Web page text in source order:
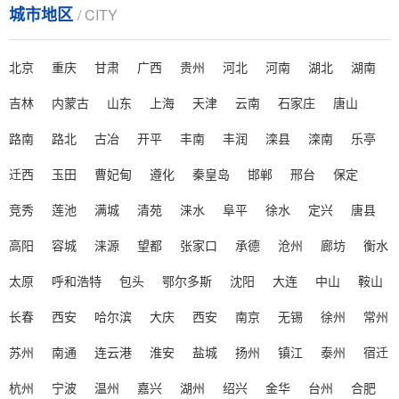
农药使用中泡沫问题影响药效和环境，成因包括表面
降低、资源浪费、环境污染和......
> 在动液传动中液压油不可避免的存在起泡沫的问题该如何解决？
在动液传动中液压油不可避免的存在起泡沫的问题该
如何解决？...
> 潍坊赛洋介绍影响泡沫稳定性的主要因素
潍坊赛洋介绍影响泡沫稳定性的主要因素。实际存在
> 消泡剂分析烃链长度不同的脂肪酸皂临界胶束浓度及泡沫稳定性
常产生协同作用。研究比较多的，是十二 烷基硫酸钠 "
水 &qu......
城市地区 / CITY
北京 重庆 甘肃 广西 贵州 河北 河南 湖北
湖南
吉林
内蒙古 山东 上海 天津 云南 石家庄
唐山
路南
路北 古冶 开平 丰南 丰润 滦县 滦南
乐亭
迁西
玉田 曹妃甸 遵化 秦皇岛 邯郸 邢台
保定
竞秀
莲池 满城 清苑 涞水 阜平 徐水 定兴
唐县
高阳
容城 涞源 望都 张家口 承德 沧州 廊坊
衡水
太原
呼和浩特 包头 鄂尔多斯 沈阳 大连 中山
鞍山
长春
西安 哈尔滨 大庆 西安 南京 无锡 徐州
常州
苏州
南通 连云港 淮安 盐城 扬州 镇江 泰州
宿迁
杭州
宁波 温州 嘉兴 湖州 绍兴 金华 台州 合肥